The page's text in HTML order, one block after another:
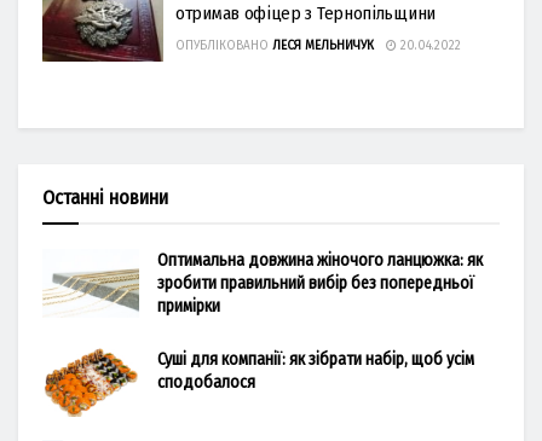
отримав офіцер з Тернопільщини
ОПУБЛІКОВАНО ЛЕСЯ МЕЛЬНИЧУК 20.04.2022
Останні новини
Оптимальна довжина жіночого ланцюжка: як
зробити правильний вибір без попередньої
примірки
Суші для компанії: як зібрати набір, щоб усім
сподобалося